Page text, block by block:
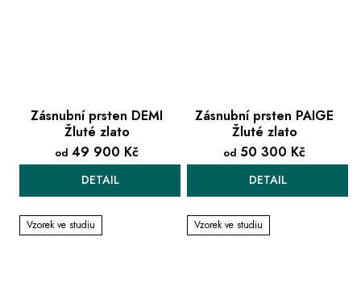
Zásnubní prsten DEMI
Žluté zlato
od 49 900 Kč
DETAIL
Zásnubní prsten PAIGE
Žluté zlato
od 50 300 Kč
DETAIL
Vzorek ve studiu Vzorek ve studiu